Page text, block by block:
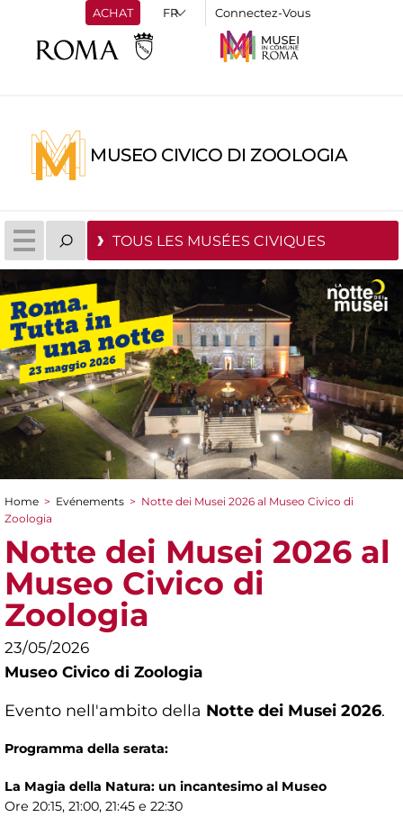
ACHAT Connectez-Vous
MUSEO CIVICO DI ZOOLOGIA
TOUS LES MUSÉES CIVIQUES
You are here
Home > Evénements > Notte dei Musei 2026 al Museo Civico di
Zoologia
Notte dei Musei 2026 al
Museo Civico di
Zoologia
23/05/2026
Museo Civico di Zoologia
Evento nell'ambito della Notte dei Musei 2026.
Programma della serata:
La Magia della Natura: un incantesimo al Museo
Ore 20:15, 21:00, 21:45 e 22:30